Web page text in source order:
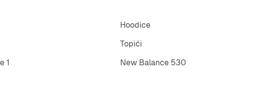
Hoodice
Topići
1
New Balance 530